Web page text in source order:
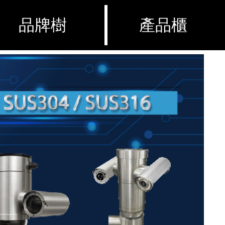
品牌樹 產品櫃